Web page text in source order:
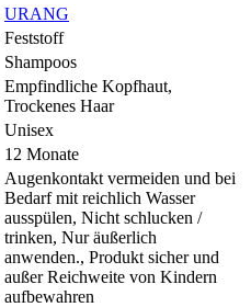
URANG
Feststoff
Shampoos
Empfindliche Kopfhaut,
Trockenes Haar
Unisex
12 Monate
Augenkontakt vermeiden und bei
Bedarf mit reichlich Wasser
ausspülen, Nicht schlucken /
trinken, Nur äußerlich
anwenden., Produkt sicher und
außer Reichweite von Kindern
aufbewahren